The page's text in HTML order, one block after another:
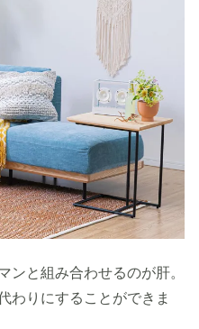
ンと組み合わせるのが肝。
わりにすることができま